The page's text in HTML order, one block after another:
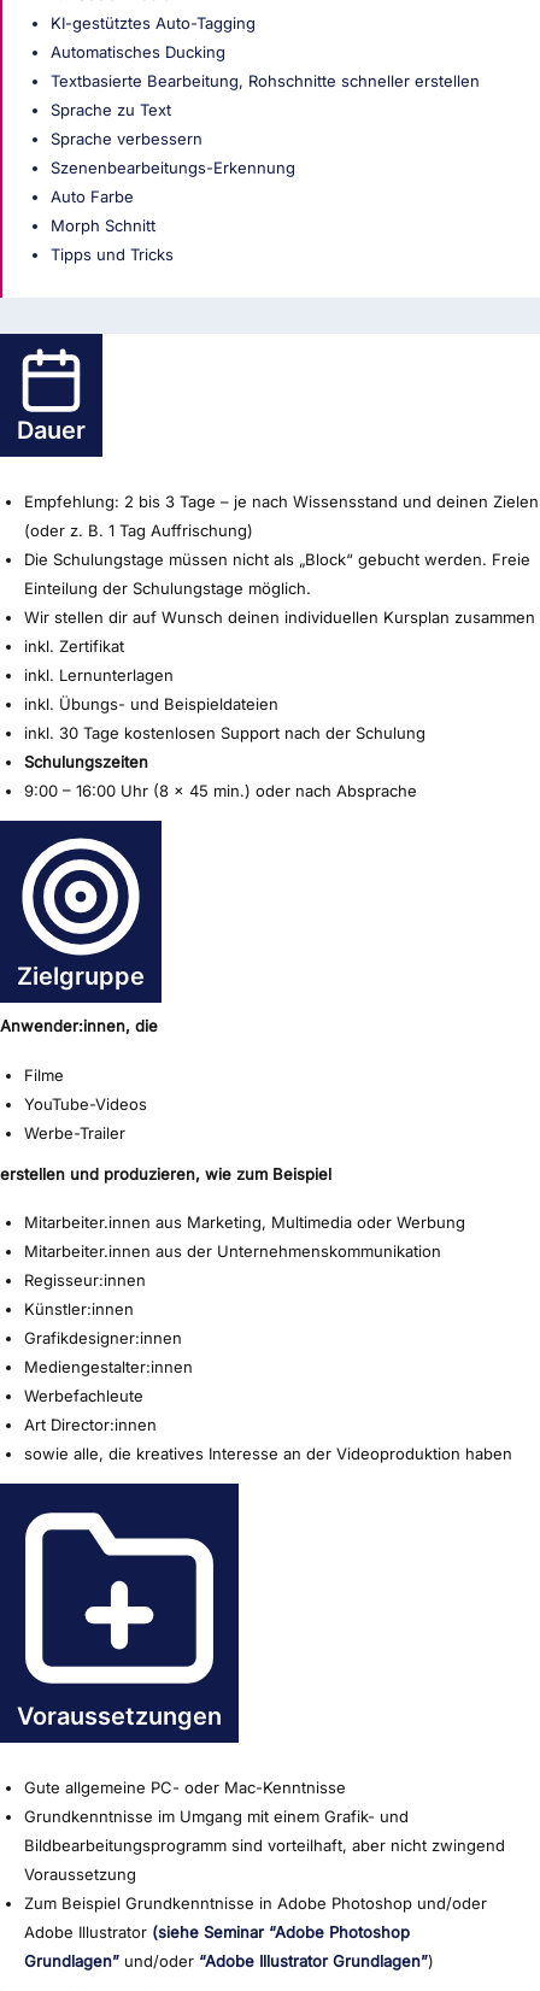
KI-gestütztes Auto-Tagging
Automatisches Ducking
Textbasierte Bearbeitung, Rohschnitte schneller erstellen
Sprache zu Text
Sprache verbessern
Szenenbearbeitungs-Erkennung
Auto Farbe
Morph Schnitt
Tipps und Tricks
Dauer
Empfehlung: 2 bis 3 Tage – je nach Wissensstand und deinen Zielen
(oder z. B. 1 Tag Auffrischung)
Die Schulungstage müssen nicht als „Block“ gebucht werden. Freie
Einteilung der Schulungstage möglich.
Wir stellen dir auf Wunsch deinen individuellen Kursplan zusammen
inkl. Zertifikat
inkl. Lernunterlagen
inkl. Übungs- und Beispieldateien
inkl. 30 Tage kostenlosen Support nach der Schulung
Schulungszeiten
9:00 – 16:00 Uhr (8 x 45 min.) oder nach Absprache
Zielgruppe
Anwender:innen, die
Filme
YouTube-Videos
Werbe-Trailer
erstellen und produzieren, wie zum Beispiel
Mitarbeiter.innen aus Marketing, Multimedia oder Werbung
Mitarbeiter.innen aus der Unternehmenskommunikation
Regisseur:innen
Künstler:innen
Grafikdesigner:innen
Mediengestalter:innen
Werbefachleute
Art Director:innen
sowie alle, die kreatives Interesse an der Videoproduktion haben
Voraussetzungen
Gute allgemeine PC- oder Mac-Kenntnisse
Grundkenntnisse im Umgang mit einem Grafik- und
Bildbearbeitungsprogramm sind vorteilhaft, aber nicht zwingend
Voraussetzung
Zum Beispiel Grundkenntnisse in Adobe Photoshop und/oder
Adobe Illustrator (siehe Seminar “Adobe Photoshop
Grundlagen” und/oder “Adobe Illustrator Grundlagen”)